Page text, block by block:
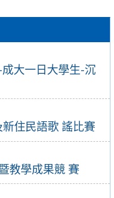
大一日大學生-沉
住民語歌 謠比賽
教學成果競 賽